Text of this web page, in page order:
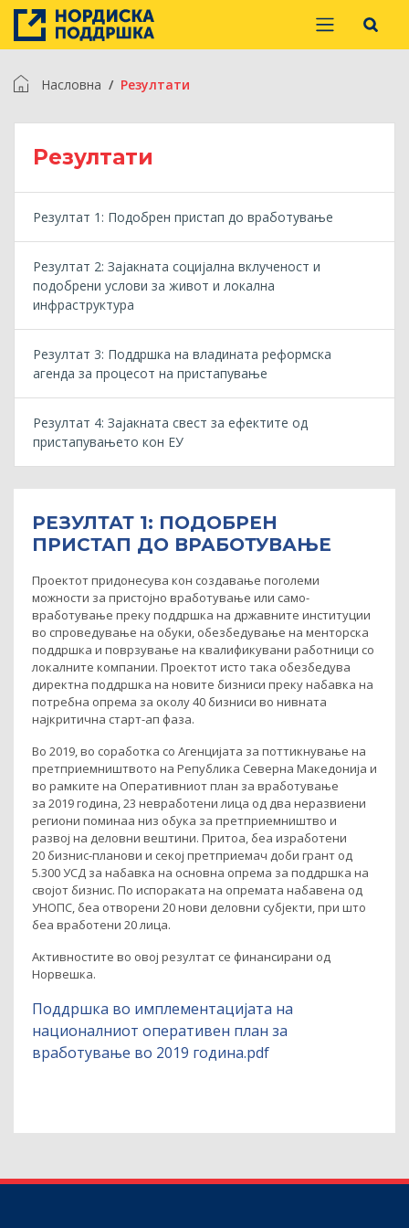
Насловна Резултати
Резултати
Резултат 1: Подобрен пристап до вработување
Резултат 2: Зајакната социјална вклученост и
подобрени услови за живот и локална
инфраструктура
Резултат 3: Поддршка на владината реформска
агенда за процесот на пристапување
Резултат 4: Зајакната свест за ефектите од
пристапувањето кон ЕУ
РЕЗУЛТАТ 1: ПОДОБРЕН
ПРИСТАП ДО ВРАБОТУВАЊЕ
Проектот придонесува кон создавање поголеми
можности за пристојно вработување или само-
вработување преку поддршка на државните институции
во спроведување на обуки, обезбедување на менторска
поддршка и поврзување на квалификувани работници со
локалните компании. Проектот исто така обезбедува
директна поддршка на новите бизниси преку набавка на
потребна опрема за околу 40 бизниси во нивната
најкритична старт-ап фаза.
Во 2019, во соработка со Агенцијата за поттикнување на
претприемништвото на Република Северна Македонија и
во рамките на Оперативниот план за вработување
за 2019 година, 23 невработени лица од два неразвиени
региони поминаа низ обука за претприемништво и
развој на деловни вештини. Притоа, беа изработени
20 бизнис-планови и секој претприемач доби грант од
5.300 УСД за набавка на основна опрема за поддршка на
својот бизнис. По испораката на опремата набавена од
УНОПС, беа отворени 20 нови деловни субјекти, при што
беа вработени 20 лица.
Активностите во овој резултат се финансирани од
Норвешка.
Поддршка во имплементацијата на
националниот оперативен план за
вработување во 2019 година.pdf